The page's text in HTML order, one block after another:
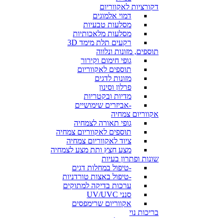
דקורציות לאקווריום
דמוי אלמוגים
מסלעות טבעיות
מסלעות מלאכותיות
רקעים תלת מימד 3D
תוספים, מזונות ונלווה
גופי חימום וקירור
תוספים לאקווריום
מזונות לדגים
פרלון וסינון
מדיות ובקטריות
-אביזרים שימושיים
אקווריום צמחיה
גופי תאורה לצמחיה
תוספים לאקווריום צמחיה
ציוד לאקווריום צמחיה
מצע חצץ ותת מצע לצמחיה
שונות ופתרון בעיות
-טיפול במחלות דגים
-טיפול באצות טורדניות
ערכות בדיקה למתוקים
סנני UV/UVC
אקווריום שרימפסים
בריכות נוי